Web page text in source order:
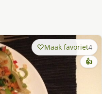
Maak favoriet4
👍